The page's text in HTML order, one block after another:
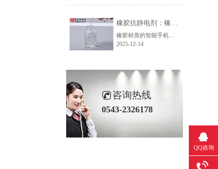
橡胶材质的智能手机保护套虽好，但易沾灰、手感变差的问题却让人头疼。这背后的“元凶”正是橡胶摩擦产生的静电。别担心，橡胶抗静电剂来帮忙！这款专为橡胶制品研发的添加剂，只需在加工前加入原材料，就能轻松解决静电问题。
2025-12-14
咨询热线
0543-2326178
QQ咨询